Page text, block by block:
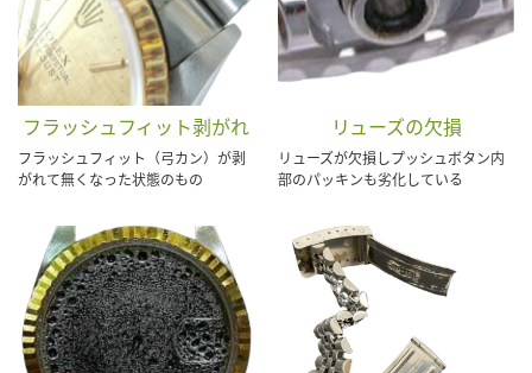
フラッシュフィット剥がれ
フラッシュフィット（弓カン）が剥
がれて無くなった状態のもの
リューズの欠損
リューズが欠損しプッシュボタン内
部のパッキンも劣化している